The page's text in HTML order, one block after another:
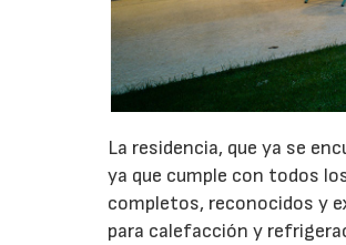
La residencia, que ya se
ya que cumple con todos
completos, reconocidos y
para calefacción y